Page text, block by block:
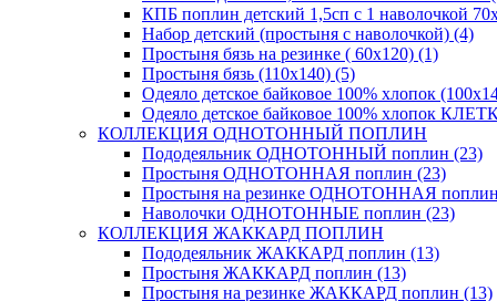
КПБ поплин детский 1,5сп с 1 наволочкой
Набор детский (простыня с наволочкой) (4)
Простыня бязь на резинке ( 60х120) (1)
Простыня бязь (110х140) (5)
Одеяло детское байковое 100% хлопок
Одеяло детское байковое 100% хлопок
КОЛЛЕКЦИЯ ОДНОТОННЫЙ ПОПЛИН
Пододеяльник ОДНОТОННЫЙ поплин (23)
Простыня ОДНОТОННАЯ поплин (23)
Простыня на резинке ОДНОТОННАЯ
Наволочки ОДНОТОННЫЕ поплин (23)
КОЛЛЕКЦИЯ ЖАККАРД ПОПЛИН
Пододеяльник ЖАККАРД поплин (13)
Простыня ЖАККАРД поплин (13)
Простыня на резинке ЖАККАРД поплин (13)